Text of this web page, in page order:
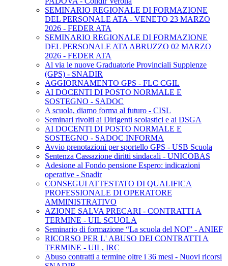
SEMINARIO REGIONALE DI FORMAZIONE
DEL PERSONALE ATA - VENETO 23 MARZO
2026 - FEDER ATA
SEMINARIO REGIONALE DI FORMAZIONE
DEL PERSONALE ATA ABRUZZO 02 MARZO
2026 - FEDER ATA
Al via le nuove Graduatorie Provinciali Supplenze
(GPS) - SNADIR
AGGIORNAMENTO GPS - FLC CGIL
AI DOCENTI DI POSTO NORMALE E
SOSTEGNO - SADOC
A scuola, diamo forma al futuro - CISL
Seminari rivolti ai Dirigenti scolastici e ai DSGA
AI DOCENTI DI POSTO NORMALE E
SOSTEGNO - SADOC INFORMA
Avvio prenotazioni per sportello GPS - USB Scuola
Sentenza Cassazione diritti sindacali - UNICOBAS
Adesione al Fondo pensione Espero: indicazioni
operative - Snadir
CONSEGUI ATTESTATO DI QUALIFICA
PROFESSIONALE DI OPERATORE
AMMINISTRATIVO
AZIONE SALVA PRECARI - CONTRATTI A
TERMINE - UIL SCUOLA
Seminario di formazione “La scuola del NOI” - ANIEF
RICORSO PER L' ABUSO DEI CONTRATTI A
TERMINE - UIL, IRC
Abuso contratti a termine oltre i 36 mesi - Nuovi ricorsi